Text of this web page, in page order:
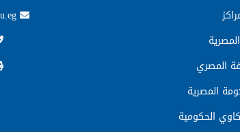
المصري
المصرية
الحكومية
Postgraduate_inter@kfs.edu.eg